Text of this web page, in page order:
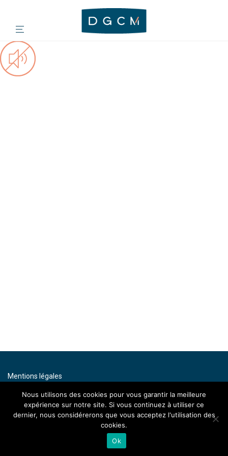
Mentions légales
Contact
By artenium
Nous utilisons des cookies pour vous garantir la meilleure
expérience sur notre site. Si vous continuez à utiliser ce
dernier, nous considérerons que vous acceptez l'utilisation des
cookies.
Ok